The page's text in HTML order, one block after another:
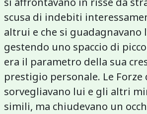
scusa di indebiti
altrui e che si guadagnavano
gestendo uno spaccio di
era il parametro della sua
prestigio personale. Le Forze
sorvegliavano lui e gli altri
simili, ma chiudevano un